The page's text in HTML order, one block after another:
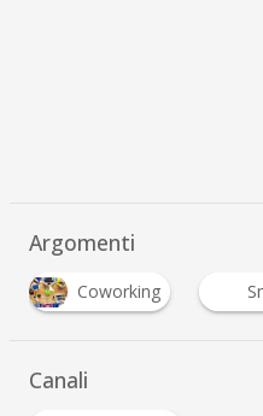
Argomenti
Smart Working U
Canali